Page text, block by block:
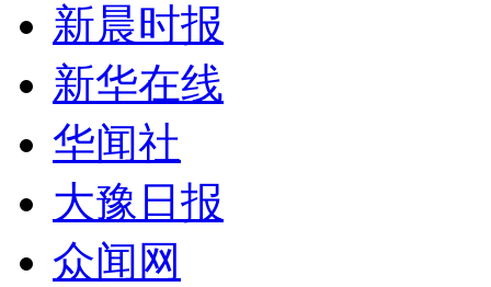
新晨时报
新华在线
华闻社
大豫日报
众闻网